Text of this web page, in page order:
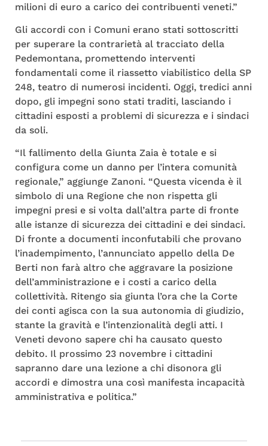
milioni di euro a carico dei contribuenti veneti.”
Gli accordi con i Comuni erano stati sottoscritti
per superare la contrarietà al tracciato della
Pedemontana, promettendo interventi
fondamentali come il riassetto viabilistico della SP
248, teatro di numerosi incidenti. Oggi, tredici anni
dopo, gli impegni sono stati traditi, lasciando i
cittadini esposti a problemi di sicurezza e i sindaci
da soli.
“Il fallimento della Giunta Zaia è totale e si
configura come un danno per l’intera comunità
regionale,” aggiunge Zanoni. “Questa vicenda è il
simbolo di una Regione che non rispetta gli
impegni presi e si volta dall’altra parte di fronte
alle istanze di sicurezza dei cittadini e dei sindaci.
Di fronte a documenti inconfutabili che provano
l’inadempimento, l’annunciato appello della De
Berti non farà altro che aggravare la posizione
dell’amministrazione e i costi a carico della
collettività. Ritengo sia giunta l’ora che la Corte
dei conti agisca con la sua autonomia di giudizio,
stante la gravità e l’intenzionalità degli atti. I
Veneti devono sapere chi ha causato questo
debito. Il prossimo 23 novembre i cittadini
sapranno dare una lezione a chi disonora gli
accordi e dimostra una così manifesta incapacità
amministrativa e politica.”